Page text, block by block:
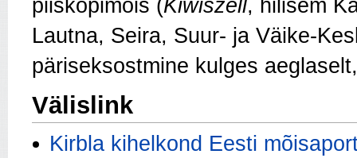
piiskopimõis (Kiwiszell, hilisem
Lautna, Seira, Suur- ja Väike-
päriseksostmine kulges
Välislink
Kirbla kihelkond Eesti